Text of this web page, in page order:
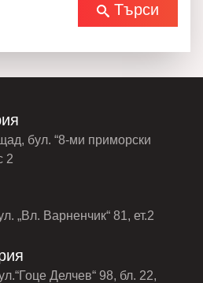
Търси
бул. “8-ми приморски
2
„Вл. Варненчик“ 81, ет.2
Делчев“ 98, бл. 22,